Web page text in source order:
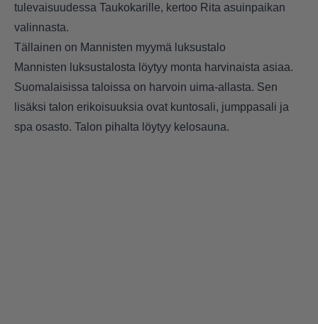
tulevaisuudessa Taukokarille, kertoo Rita asuinpaikan
valinnasta.
Tällainen on Mannisten myymä luksustalo
Mannisten luksustalosta löytyy monta harvinaista asiaa.
Suomalaisissa taloissa on harvoin uima-allasta. Sen
lisäksi talon erikoisuuksia ovat kuntosali, jumppasali ja
spa osasto. Talon pihalta löytyy kelosauna.